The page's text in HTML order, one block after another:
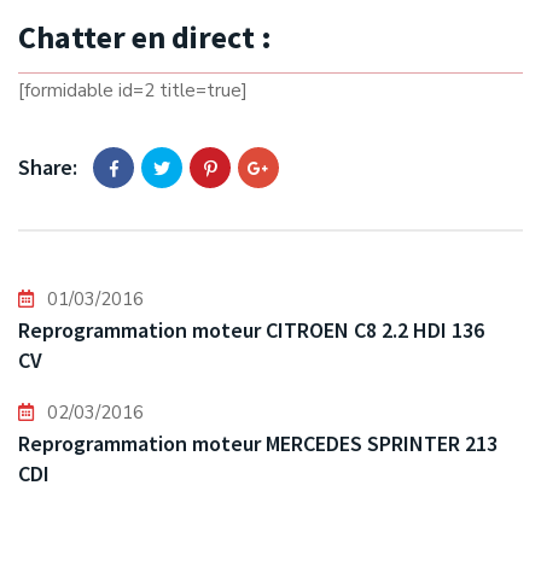
Chatter en direct :
[formidable id=2 title=true]
Share:
01/03/2016
Reprogrammation moteur CITROEN C8 2.2 HDI 136
CV
02/03/2016
Reprogrammation moteur MERCEDES SPRINTER 213
CDI